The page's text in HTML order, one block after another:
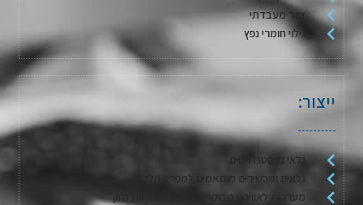
ציוד מעבדתי
גילוי חומרי נפץ
ייצור:
גלאי גז סטנדרטים
גלאים ומכשירים מותאמים למפרט הלקוח
מערכות לאווירה מבוקרת / דגימת אריזות מזון